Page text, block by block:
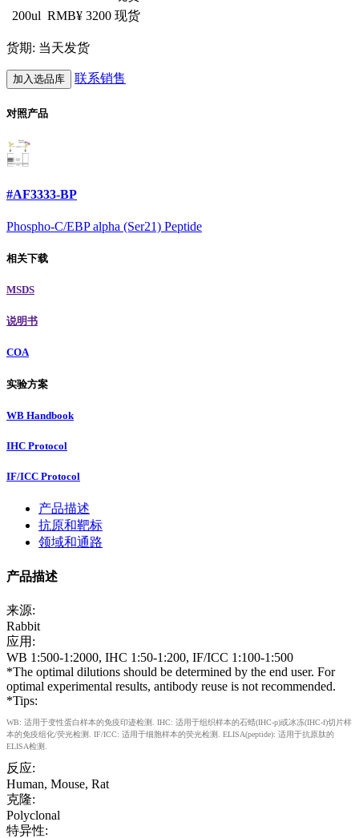
200ul RMB¥ 3200 现货
货期: 当天发货
加入选品库 联系销售
对照产品
#AF3333-BP
Phospho-C/EBP alpha (Ser21) Peptide
相关下载
MSDS
说明书
COA
实验方案
WB Handbook
IHC Protocol
IF/ICC Protocol
产品描述
抗原和靶标
领域和通路
产品描述
来源:
Rabbit
应用:
WB 1:500-1:2000, IHC 1:50-1:200, IF/ICC 1:100-1:500
*The optimal dilutions should be determined by the end user. For
optimal experimental results, antibody reuse is not recommended.
*Tips:
WB: 适用于变性蛋白样本的免疫印迹检测. IHC: 适用于组织样本的石蜡(IHC-p)或冰冻(IHC-f)切片样
本的免疫组化/荧光检测. IF/ICC: 适用于细胞样本的荧光检测. ELISA(peptide): 适用于抗原肽的
ELISA检测.
反应:
Human, Mouse, Rat
克隆:
Polyclonal
特异性: